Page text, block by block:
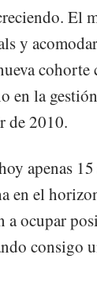
El
y
en la
de 2010.
apenas
en el
a ocupar
consigo